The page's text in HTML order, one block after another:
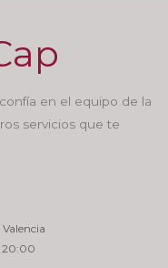
en el equipo de la
servicios que te
20:00